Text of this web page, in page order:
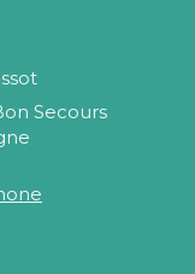
Secours